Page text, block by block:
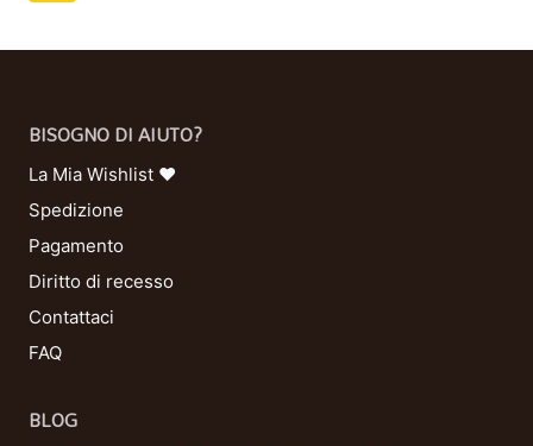
BISOGNO DI AIUTO?
La Mia Wishlist ❤
Spedizione
Pagamento
Diritto di recesso
Contattaci
FAQ
BLOG